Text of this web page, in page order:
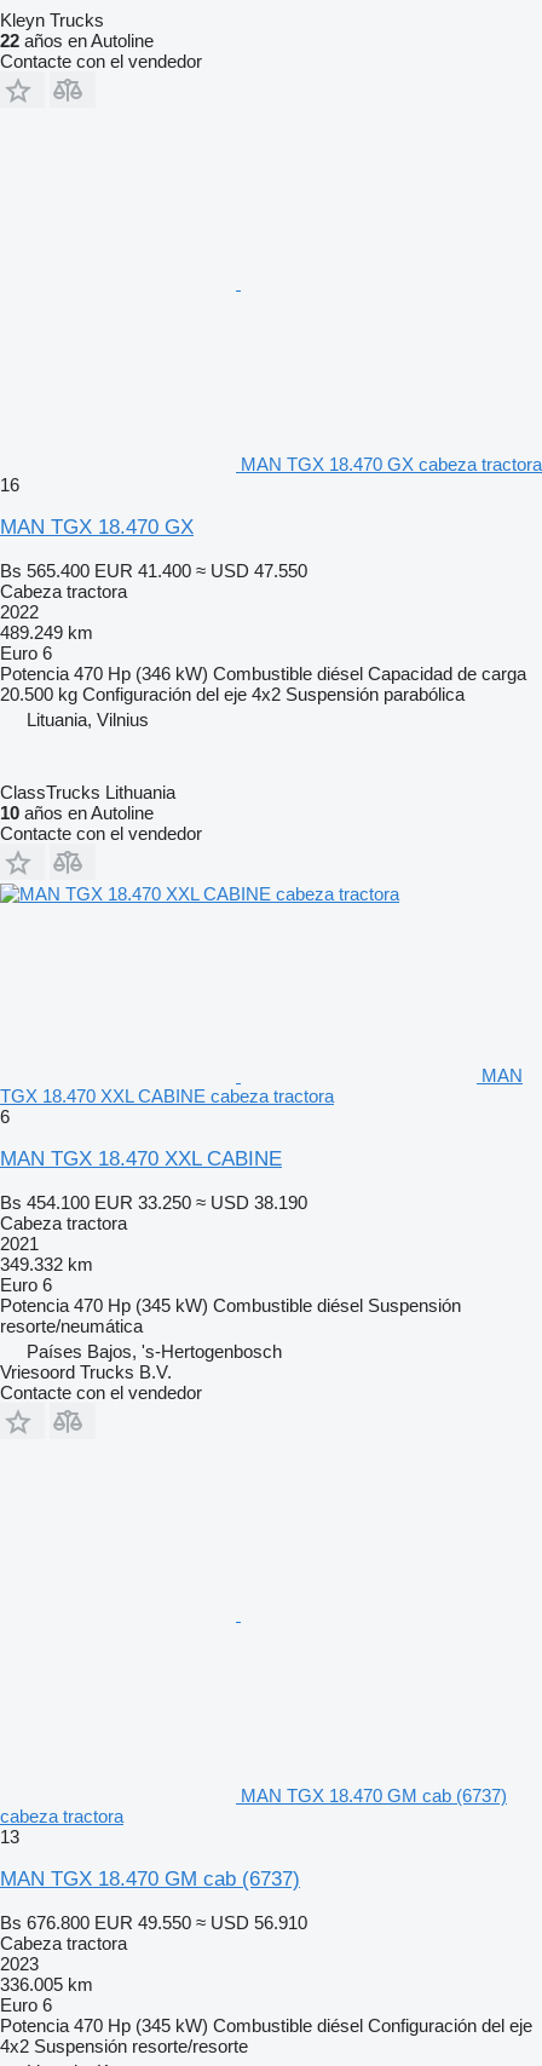
Kleyn Trucks
22 años en Autoline
Contacte con el vendedor
MAN TGX 18.470 GX cabeza tractora
16
MAN TGX 18.470 GX
Bs 565.400 EUR 41.400 ≈ USD 47.550
Cabeza tractora
2022
489.249 km
Euro 6
Potencia 470 Hp (346 kW) Combustible diésel Capacidad de carga
20.500 kg Configuración del eje 4x2 Suspensión parabólica
Lituania, Vilnius
ClassTrucks Lithuania
10 años en Autoline
Contacte con el vendedor
MAN
TGX 18.470 XXL CABINE cabeza tractora
6
MAN TGX 18.470 XXL CABINE
Bs 454.100 EUR 33.250 ≈ USD 38.190
Cabeza tractora
2021
349.332 km
Euro 6
Potencia 470 Hp (345 kW) Combustible diésel Suspensión
resorte/neumática
Países Bajos, 's-Hertogenbosch
Vriesoord Trucks B.V.
Contacte con el vendedor
MAN TGX 18.470 GM cab (6737)
cabeza tractora
13
MAN TGX 18.470 GM cab (6737)
Bs 676.800 EUR 49.550 ≈ USD 56.910
Cabeza tractora
2023
336.005 km
Euro 6
Potencia 470 Hp (345 kW) Combustible diésel Configuración del eje
4x2 Suspensión resorte/resorte